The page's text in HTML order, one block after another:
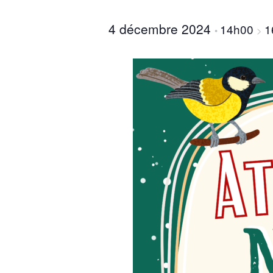
4 décembre 2024 • 14h00 >